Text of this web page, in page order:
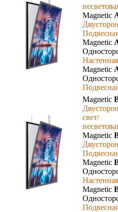
Magnetic
Magnetic
Настенная
Magnetic
Magnetic
свет/
Magnetic
Magnetic
Настенная
Magnetic